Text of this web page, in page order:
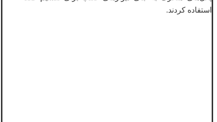
استفاده کردند.